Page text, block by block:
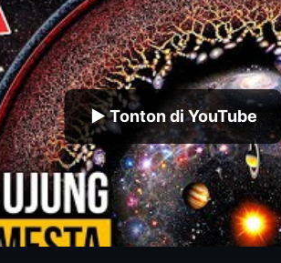
▶ Tonton di YouTube